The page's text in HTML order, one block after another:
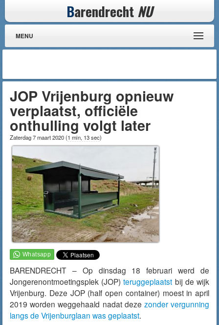
Barendrecht NU
MENU
JOP Vrijenburg opnieuw
verplaatst, officiële
onthulling volgt later
Zaterdag 7 maart 2020(1 min, 13 sec)
BARENDRECHT – Op dinsdag 18 februari werd de
Jongerenontmoetingsplek (JOP)teruggeplaatst bij de wijk
Vrijenburg. Deze JOP (half open container) moest in april
2019 worden weggehaald nadat deze zonder vergunning
langs de Vrijenburglaan was geplaatst.